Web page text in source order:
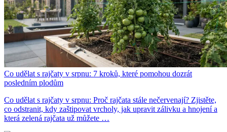
Co udělat s rajčaty v srpnu: 7 kroků, které pomohou dozrát
posledním plodům
Co udělat s rajčaty v srpnu: Proč rajčata stále nečervenají? Zjistěte,
co odstranit, kdy zaštipovat vrcholy, jak upravit zálivku a hnojení a
která zelená rajčata už můžete …